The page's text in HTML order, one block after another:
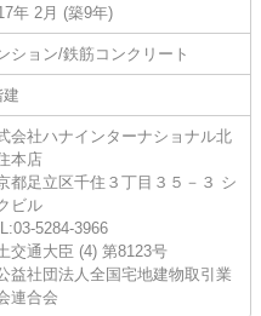
年 2月 (築9年)
ション/鉄筋コンクリート
建
会社ハナインターナショナル北
本店
都足立区千住３丁目３５－３ シ
ビル
5284-3966
交通大臣 (4) 第8123号
益社団法人全国宅地建物取引業
連合会